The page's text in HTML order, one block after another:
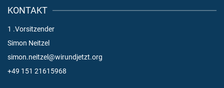
KONTAKT
1 .Vorsitzender
Simon Neitzel
simon.neitzel@wirundjetzt.org
+49 151 21615968